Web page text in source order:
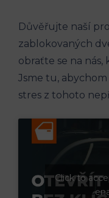
Důvěřujte naší
zablokovaných
obraťte se na
Jsme tu,
stres z tohoto
Click to